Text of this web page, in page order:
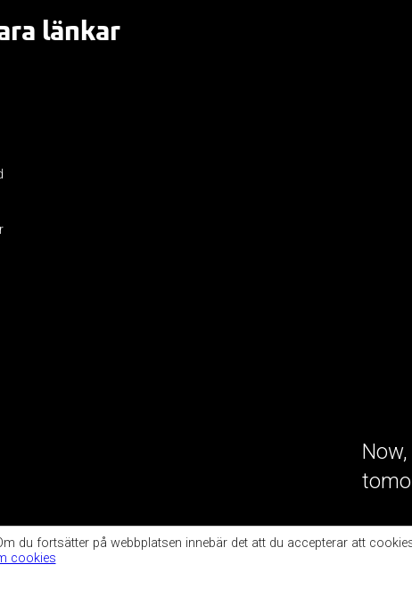
länkar
du fortsätter på webbplatsen innebär det att du accepterar att
cookies